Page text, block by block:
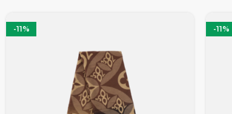
-11% -11%